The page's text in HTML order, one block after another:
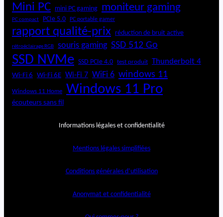
Mini PC mini PC gaming moniteur gaming
PC compact PCIe 5.0 PC portable gamer
rapport qualité-prix réduction de bruit active
rétroéclairage RGB souris gaming SSD 512 Go
SSD NVMe SSD PCIe 4.0 test produit Thunderbolt 4
Wi-Fi 6 Wi-Fi 6E Wi-Fi 7 WiFi 6 windows 11
Windows 11 Home Windows 11 Pro
écouteurs sans fil
Informations légales et confidentialité
Mentions légales simplifiées
Conditions générales d’utilisation
Anonymat et confidentialité